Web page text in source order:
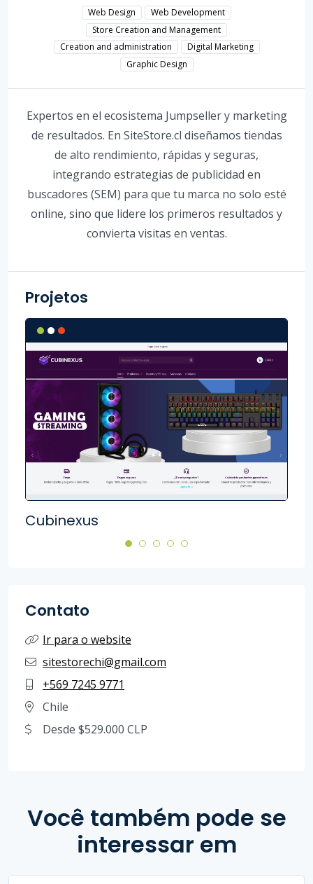
Web Design
Web Development
Store Creation and Management
Creation and administration
Digital Marketing
Graphic Design
Expertos en el ecosistema Jumpseller y marketing
de resultados. En SiteStore.cl diseñamos tiendas
de alto rendimiento, rápidas y seguras,
integrando estrategias de publicidad en
buscadores (SEM) para que tu marca no solo esté
online, sino que lidere los primeros resultados y
convierta visitas en ventas.
Projetos
Cubinexus
Contato
Ir para o website
sitestorechi@gmail.com
+569 7245 9771
Chile
Desde $529.000 CLP
Você também pode se
interessar em